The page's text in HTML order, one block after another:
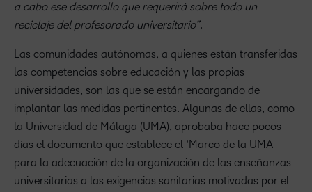
a cabo ese desarrollo que requerirá sobre todo un
reciclaje del profesorado universitario”.
Las comunidades autónomas, a quienes están transferidas
las competencias sobre educación y las propias
universidades, son las que se están encargando de
implantar las medidas pertinentes. Algunas de ellas, como
la Universidad de Málaga (UMA), aprobaba hace pocos
días el documento que establece el ‘Marco de la UMA
para la adecuación de la organización de las enseñanzas
universitarias a las exigencias sanitarias motivadas por el